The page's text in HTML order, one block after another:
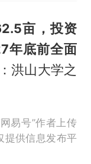
亩，投资
年底前全面
洪山大学之
易号”作者上传
提供信息发布平